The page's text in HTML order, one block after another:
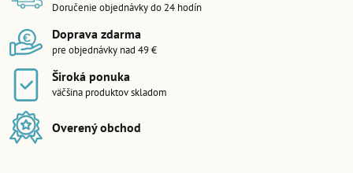
Doručenie objednávky do 24 hodín
Doprava zdarma
pre objednávky nad 49 €
Široká ponuka
väčšina produktov skladom
Overený obchod